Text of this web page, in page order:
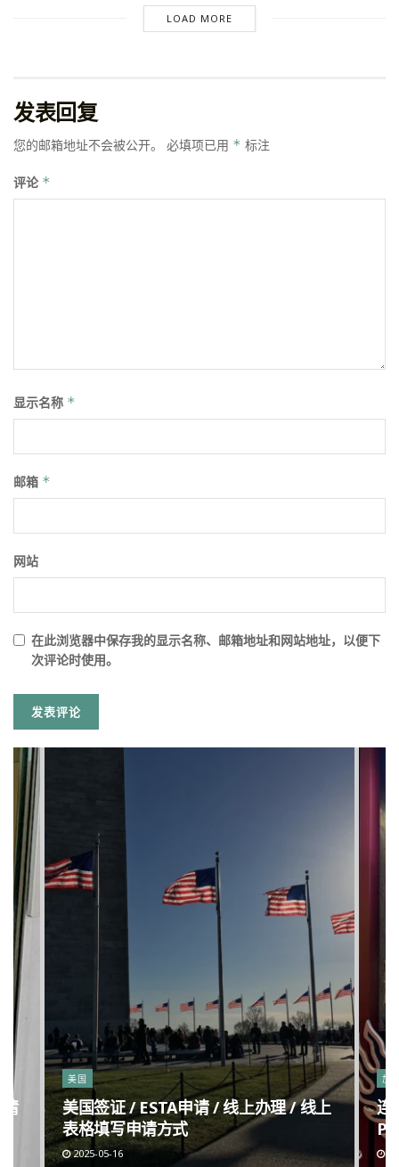
LOAD MORE
发表回复
您的邮箱地址不会被公开。 必填项已用 * 标注
评论 *
显示名称 *
邮箱 *
网站
在此浏览器中保存我的显示名称、邮箱地址和网站地址，以便下
次评论时使用。
美国
美国签证 / ESTA申请 / 线上办理 / 线上
表格填写申请方式
2025-05-16
加
连